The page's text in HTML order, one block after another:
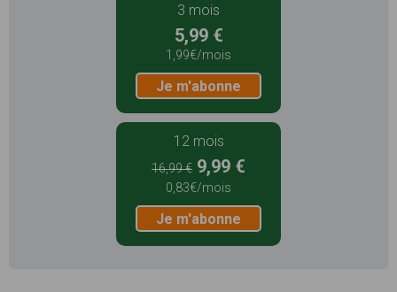
3 mois
5,99 €
1,99€/mois
Je m'abonne
12 mois
16,99 € 9,99 €
0,83€/mois
Je m'abonne